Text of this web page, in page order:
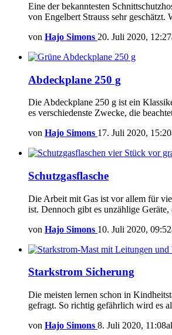
Eine der bekanntesten
von Engelbert Strauss sehr
von Hajo Simons 20. Juli 2020, 12:27
Abdeckplane 250 g
Die Abdeckplane 250 g ist ein
es verschiedenste Zwecke, die
von Hajo Simons 17. Juli 2020, 15:20
Schutzgasflasche
Die Arbeit mit Gas ist vor allem für
ist. Dennoch gibt es unzählige
von Hajo Simons 10. Juli 2020, 09:52
Starkstrom Sicherung
Die meisten lernen schon in
gefragt. So richtig gefährlich wird es
von Hajo Simons 8. Juli 2020, 11:08